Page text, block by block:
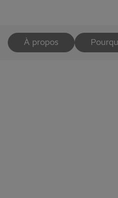
À propos